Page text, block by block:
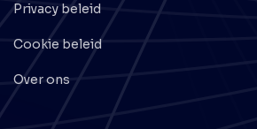
Privacy beleid
Cookie beleid
Over ons